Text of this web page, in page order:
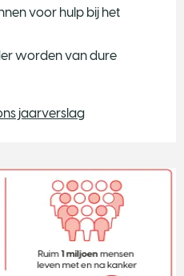
voor hulp bij het
worden van dure
jaarverslag